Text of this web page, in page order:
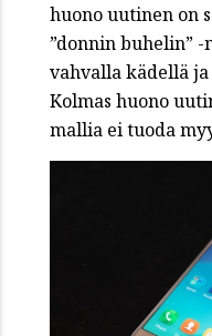
huono uutinen on
”donnin buhelin”
vahvalla kädellä ja
Kolmas huono
mallia ei tuoda